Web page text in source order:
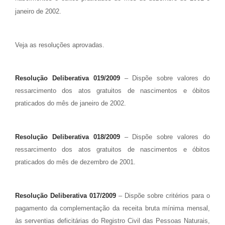
janeiro de 2002.
Veja as resoluções aprovadas.
Resolução Deliberativa 019/2009
– Dispõe sobre valores do
ressarcimento dos atos gratuitos de nascimentos e óbitos
praticados do mês de janeiro de 2002.
Resolução Deliberativa 018/2009
– Dispõe sobre valores do
ressarcimento dos atos gratuitos de nascimentos e óbitos
praticados do mês de dezembro de 2001.
Resolução Deliberativa 017/2009 – Dispõe sobre critérios para o
pagamento da complementação da receita bruta mínima mensal,
às serventias deficitárias do Registro Civil das Pessoas Naturais,